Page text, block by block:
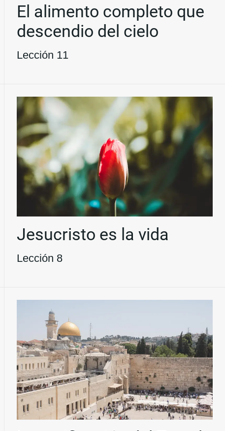
El alimento completo que
descendio del cielo
Lección 11
Jesucristo es la vida
Lección 8